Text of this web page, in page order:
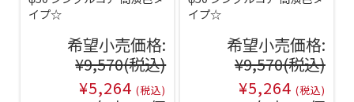
イプ☆
希望小売価格:
¥9,570(税込)
¥5,264 (税込)
イプ☆
希望小売価格:
¥9,570(税込)
¥5,264 (税込)